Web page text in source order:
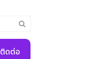
ติดต่อ